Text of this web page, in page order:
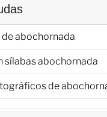
abochornada
sílabas abochornada
de